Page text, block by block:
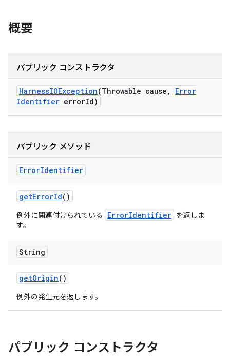
概要
パブリック コンストラクタ
HarnessIOException(Throwable cause ,
Error
Identifier errorId)
パブリック メソッド
ErrorIdentifier
getErrorId()
例外に関連付けられている ErrorIdentifier を返しま
す。
String
getOrigin()
例外の発生元を返します。
パブリック コンストラクタ